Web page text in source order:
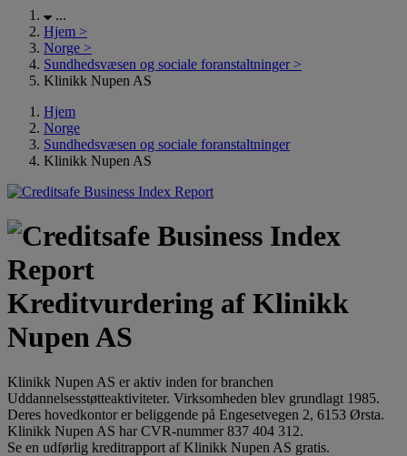
...
Hjem >
Norge >
Sundhedsvæsen og sociale foranstaltninger >
Klinikk Nupen AS
Hjem
Norge
Sundhedsvæsen og sociale foranstaltninger
Klinikk Nupen AS
Kreditvurdering af Klinikk
Nupen AS
Klinikk Nupen AS er aktiv inden for branchen
Uddannelsesstøtteaktiviteter. Virksomheden blev grundlagt 1985.
Deres hovedkontor er beliggende på Engesetvegen 2, 6153 Ørsta.
Klinikk Nupen AS har CVR-nummer 837 404 312.
Se en udførlig kreditrapport af Klinikk Nupen AS gratis.